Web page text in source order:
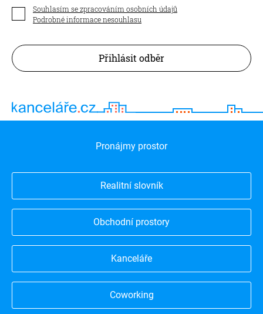
Souhlasím se zpracováním osobních údajů
Podrobné informace nesouhlasu
Přihlásit odběr
Pronájmy prostor
Realitní slovník
Obchodní prostory
Kanceláře
Coworking